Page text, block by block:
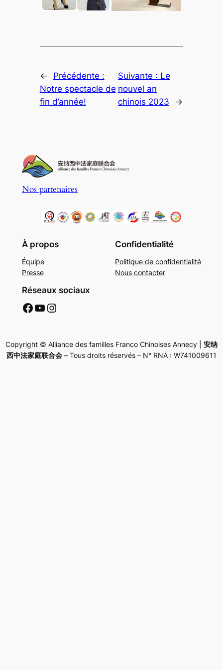
←
Précédente :
Notre spectacle de
fin d’année!
Suivante : Le
nouvel an
chinois 2023
→
Nos partenaires
À propos
Équipe
Presse
Confidentialité
Politique de confidentialité
Nous contacter
Réseaux sociaux
AFFC Facebook AFFC Youtube AFFC Instagram
Copyright © Alliance des familles Franco Chinoises Annecy | 安纳
西中法家庭联合会 – Tous droits réservés – N° RNA : W741009611